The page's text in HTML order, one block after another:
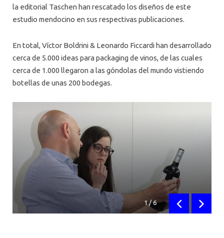
la editorial Taschen han rescatado los diseños de este
estudio mendocino en sus respectivas publicaciones.
En total, Víctor Boldrini & Leonardo Ficcardi han desarrollado
cerca de 5.000 ideas para packaging de vinos, de las cuales
cerca de 1.000 llegaron a las góndolas del mundo vistiendo
botellas de unas 200 bodegas.
1/6
Anterior